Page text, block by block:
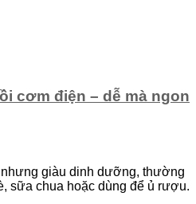
cơm điện – dễ mà ngon
giàu dinh dưỡng, thường
sữa chua hoặc dùng để ủ rượu.